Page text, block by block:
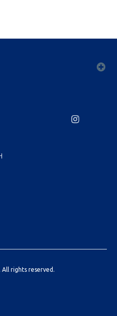
All rights reserved.